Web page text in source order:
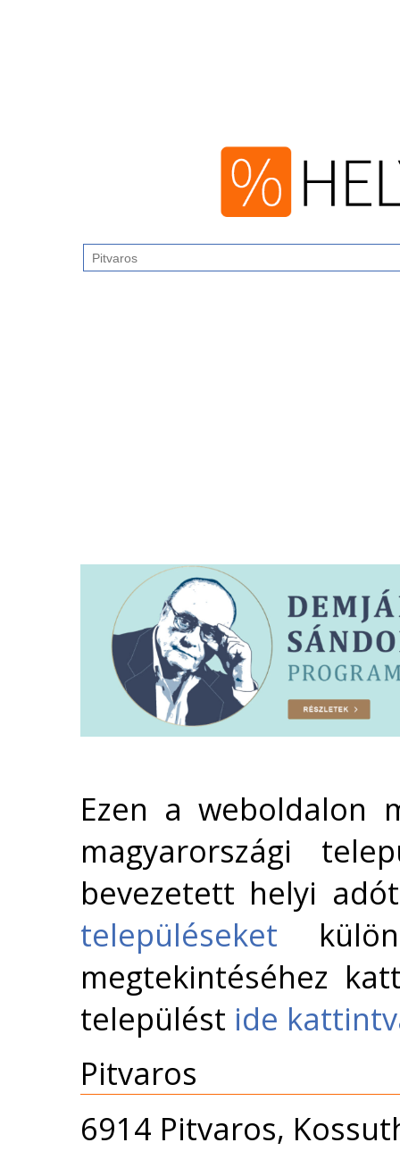
Ezen a weboldalon
magyarországi
bevezetett helyi
településeket
megtekintéséhez
települést ide
Pitvaros
6914 Pitvaros,